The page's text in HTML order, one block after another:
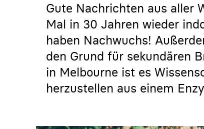
Gute Nachrichten aus aller
Mal in 30 Jahren wieder
haben Nachwuchs!
den Grund für sekundären
in Melbourne ist es
herzustellen aus einem